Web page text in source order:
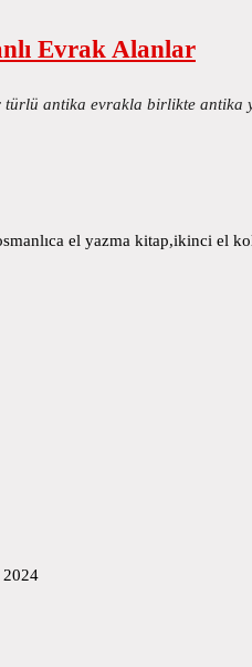
Evrak Alanlar
türlü antika evrakla birlikte antika
el yazma kitap,ikinci el
2024